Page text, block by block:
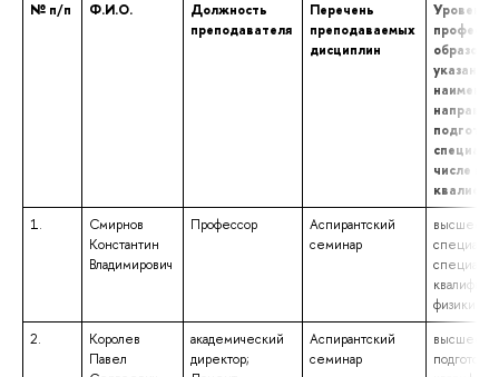
№ п/п Ф.И.О.
Должность
преподавателя
Перечень
преподаваемых
дисциплин
Уровень
числе
1.
Смирнов
Константин
Владимирович
Профессор
Аспирантский
семинар
высшее
физики и
2.
Королев
Павел
академический
директор;
Аспирантский
семинар
высшее